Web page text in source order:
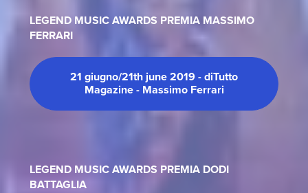
LEGEND MUSIC AWARDS PREMIA MASSIMO
FERRARI
21 giugno/21th june 2019 - diTutto
Magazine - Massimo Ferrari
LEGEND MUSIC AWARDS PREMIA DODI
BATTAGLIA